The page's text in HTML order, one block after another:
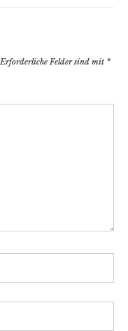
Erforderliche Felder sind mit *